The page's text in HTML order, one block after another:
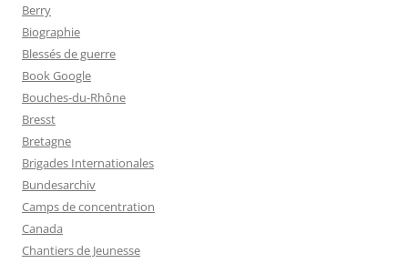
Berry
Biographie
Blessés de guerre
Book Google
Bouches-du-Rhône
Bresst
Bretagne
Brigades Internationales
Bundesarchiv
Camps de concentration
Canada
Chantiers de Jeunesse